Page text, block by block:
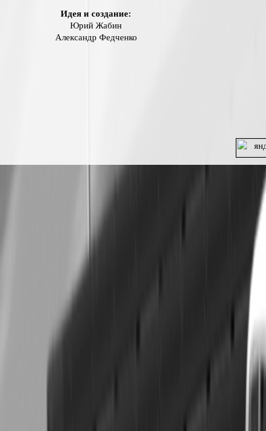
Идея и создание:
Юрий Жабин
Александр Федченко